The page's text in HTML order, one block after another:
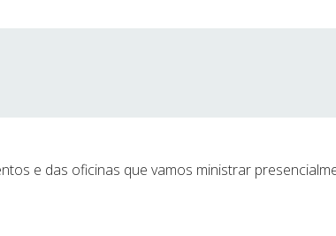
e das oficinas que vamos ministrar